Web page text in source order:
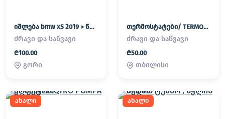
იშლება bmw x5 2019 > წლიდან
ძრავი და საწვავი
₾100.00
გორი
თერმოსტატები/ TERMOSTATEBI
ძრავი და საწვავი
₾50.00
თბილისი
ახალი ახალი